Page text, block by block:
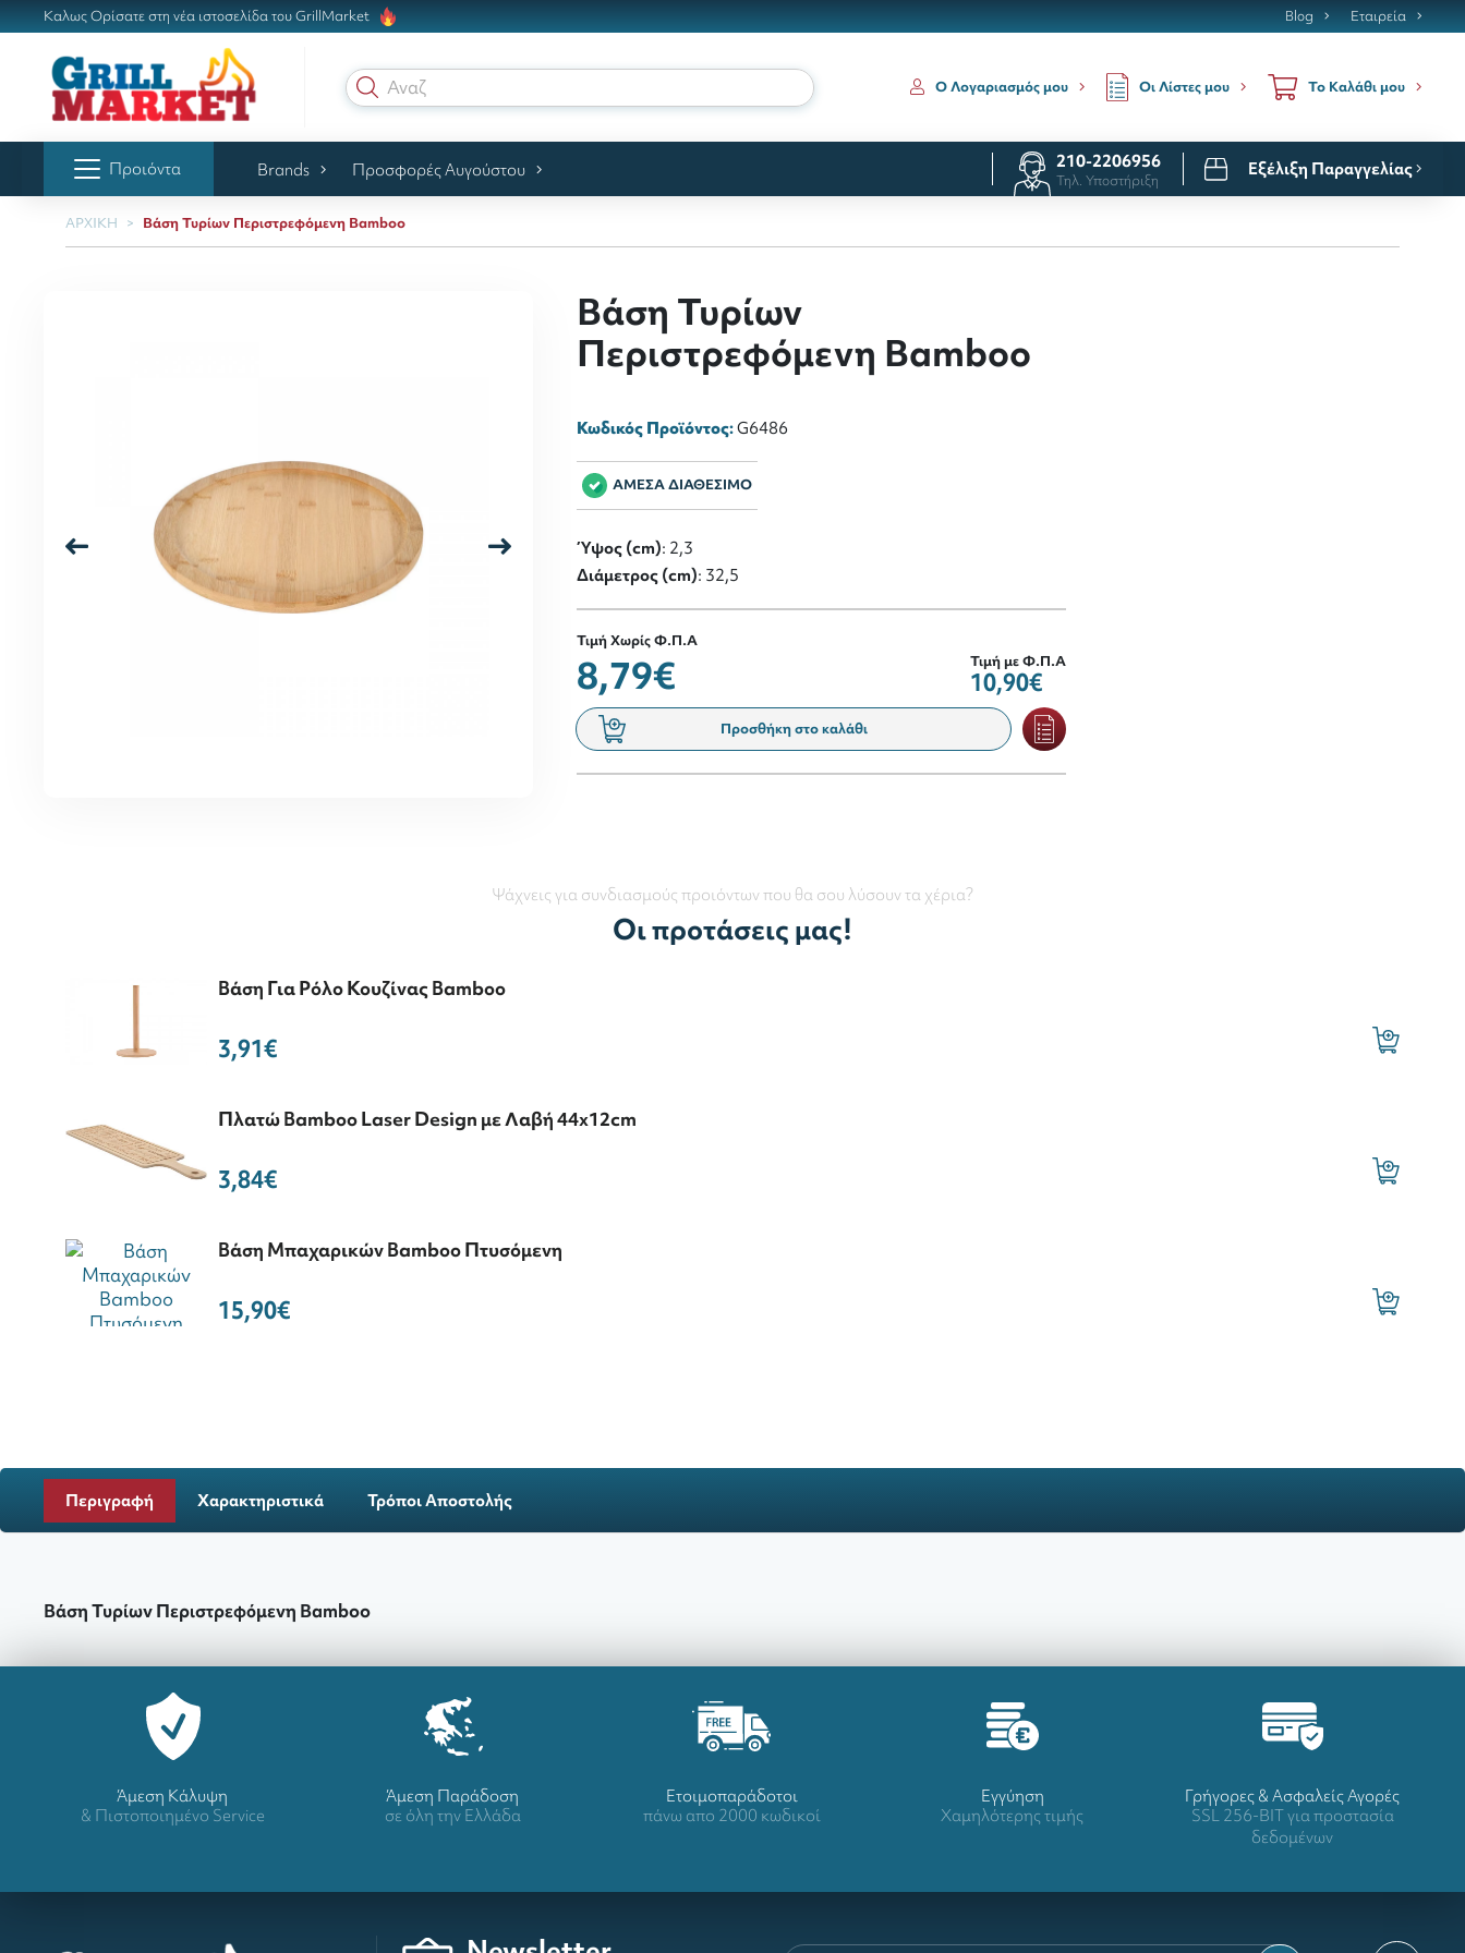
Καλως Ορίσατε στη νέα ιστοσελίδα του GrillMarket Blog Εταιρεία
Αναζήτηση Ο Λογαριασμός μου Οι Λίστες μου Το Καλάθι μου
Προιόντα Brands Προσφορές Αυγούστου 210-2206956
Τηλ. Υποστήριξη
Εξέλιξη Παραγγελίας
ΑΡΧΙΚΗ Βάση Τυρίων Περιστρεφόμενη Bamboo
Βάση Τυρίων
Περιστρεφόμενη Bamboo
Κωδικός Προϊόντος:G6486
ΑΜΕΣΑ ΔΙΑΘΕΣΙΜΟ
Ύψος (cm): 2,3
Διάμετρος (cm): 32,5
Τιμή Χωρίς Φ.Π.Α
8,79€ Τιμή με Φ.Π.Α
10,90€
Προσθήκη στο καλάθι
Ψάχνεις για συνδιασμούς προιόντων που θα σου λύσουν τα χέρια?
Οι προτάσεις μας!
Βάση Για Ρόλο Κουζίνας Bamboo
3,91€
Πλατώ Bamboo Laser Design με Λαβή 44x12cm
3,84€
Βάση Μπαχαρικών Bamboo Πτυσόμενη
15,90€
Περιγραφή Χαρακτηριστικά Τρόποι Αποστολής
Βάση Τυρίων Περιστρεφόμενη Bamboo
Άμεση Κάλυψη
& Πιστοποιημένο Service
Άμεση Παράδοση
σε όλη την Ελλάδα
Ετοιμοπαράδοτοι
πάνω απο 2000 κωδικοί
Eγγύηση
Χαμηλότερης τιμής
Γρήγορες & Ασφαλείς Αγορές
SSL 256-BIT για προστασία
δεδομένων